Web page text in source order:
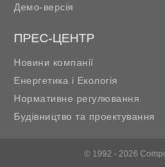
Демо-версія
ПРЕС-ЦЕНТР
Новини компанії
Енергетика і Екологія
Нормативне регулювання
Будівництво та проектування
© 1992 - 2026